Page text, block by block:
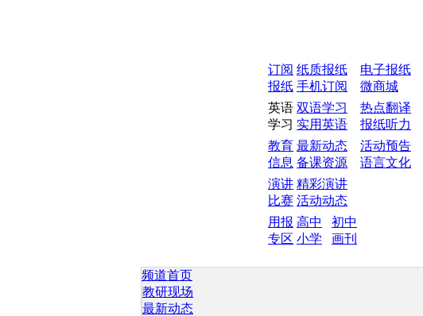
订阅
报纸
纸质报纸
电子报纸
手机订阅
微商城
英语
学习
双语学习 热点翻译
实用英语
报纸听力
教育
信息
最新动态
活动预告
备课资源
语言文化
演讲
比赛
精彩演讲
活动动态
用报
专区
高中
初中
小学
画刊
频道首页
教研现场
最新动态